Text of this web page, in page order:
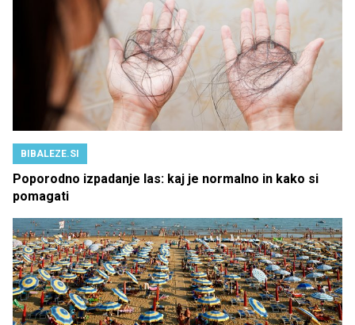
BIBALEZE.SI
Poporodno izpadanje las: kaj je normalno in kako si
pomagati